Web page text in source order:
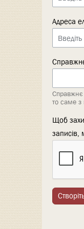
Адреса
Справжнє
то саме
Щоб
записів,